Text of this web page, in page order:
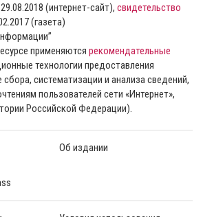
(интернет-сайт), свидетельство
(газета)
применяются рекомендательные
технологии предоставления
систематизации и анализа сведений,
пользователей сети «Интернет»,
Российской Федерации).
Об издании